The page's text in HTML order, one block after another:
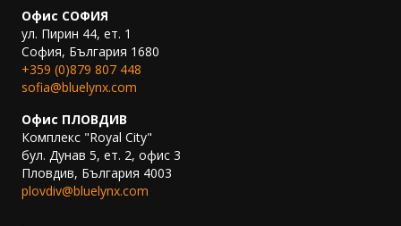
Офис СОФИЯ
ул. Пирин 44, ет. 1
София, България 1680
+359 (0)879 807 448
sofia@bluelynx.com
Офис ПЛОВДИВ
Комплекс "Royal City"
бул. Дунав 5, ет. 2, офис 3
Пловдив, България 4003
plovdiv@bluelynx.com